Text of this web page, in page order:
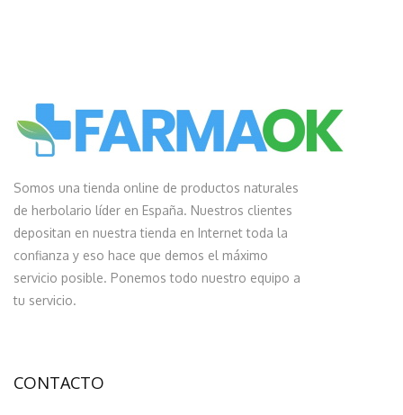
Somos una tienda online de productos naturales
de herbolario líder en España. Nuestros clientes
depositan en nuestra tienda en Internet toda la
confianza y eso hace que demos el máximo
servicio posible. Ponemos todo nuestro equipo a
tu servicio.
CONTACTO